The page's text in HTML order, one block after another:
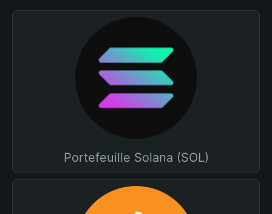
Portefeuille Solana (SOL)